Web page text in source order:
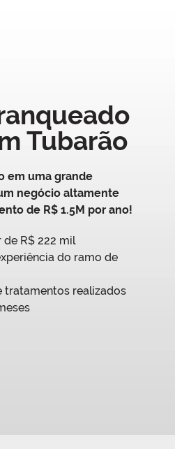
Tubarão
em uma grande
negócio altamente
de R$ 1.5M por ano!
de R$ 222 mil
do ramo de
tratamentos realizados